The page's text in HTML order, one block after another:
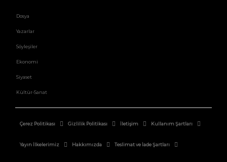
Dosya
Yazarlar
Söyleşiler
Ekonomi
Siyaset
Kültür-Sanat
Çerez Politikası Gizlilik Politikası İletişim Kullanım Şartları
Yayın İlkelerimiz Hakkımızda Teslimat ve İade Şartları